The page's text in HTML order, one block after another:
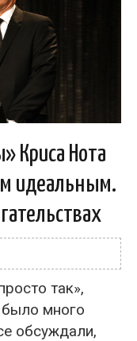
Криса Нота
идеальным.
так»,
было много
обсуждали,